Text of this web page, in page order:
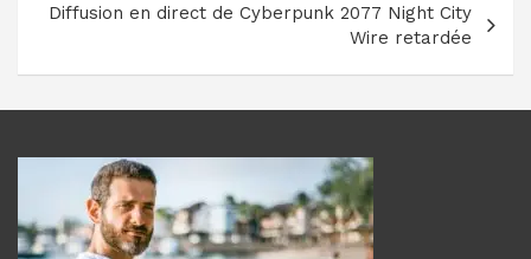
Diffusion en direct de Cyberpunk 2077 Night City
Wire retardée